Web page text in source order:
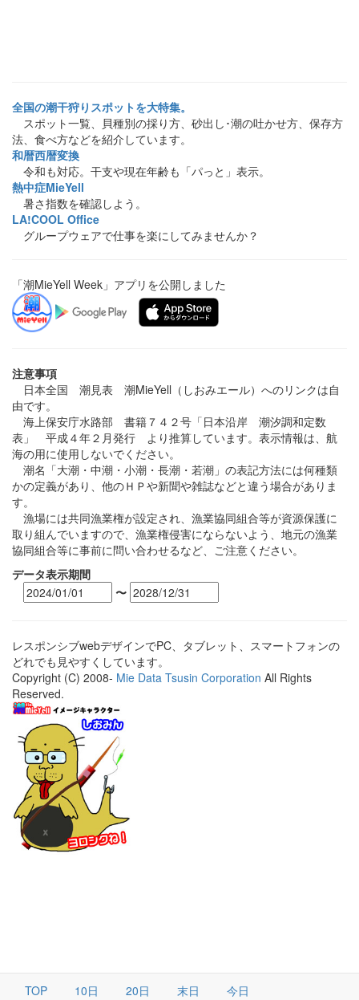
全国の潮干狩りスポットを大特集。
スポット一覧、貝種別の採り方、砂出し･潮の吐かせ方、保存方
法、食べ方などを紹介しています。
和暦西暦変換
令和も対応。干支や現在年齢も「パっと」表示。
熱中症MieYell
暑さ指数を確認しよう。
LA!COOL Office
グループウェアで仕事を楽にしてみませんか？
「潮MieYell Week」アプリを公開しました
注意事項
日本全国 潮見表 潮MieYell（しおみエール）へのリンクは自
由です。
海上保安庁水路部 書籍７４２号「日本沿岸 潮汐調和定数
表」 平成４年２月発行 より推算しています。表示情報は、航
海の用に使用しないでください。
潮名「大潮・中潮・小潮・長潮・若潮」の表記方法には何種類
かの定義があり、他のＨＰや新聞や雑誌などと違う場合がありま
す。
漁場には共同漁業権が設定され、漁業協同組合等が資源保護に
取り組んでいますので、漁業権侵害にならないよう、地元の漁業
協同組合等に事前に問い合わせるなど、ご注意ください。
データ表示期間
〜
レスポンシブwebデザインでPC、タブレット、スマートフォンの
どれでも見やすくしています。
Copyright (C) 2008- Mie Data Tsusin Corporation All Rights
Reserved.
TOP 10日 20日 末日 今日